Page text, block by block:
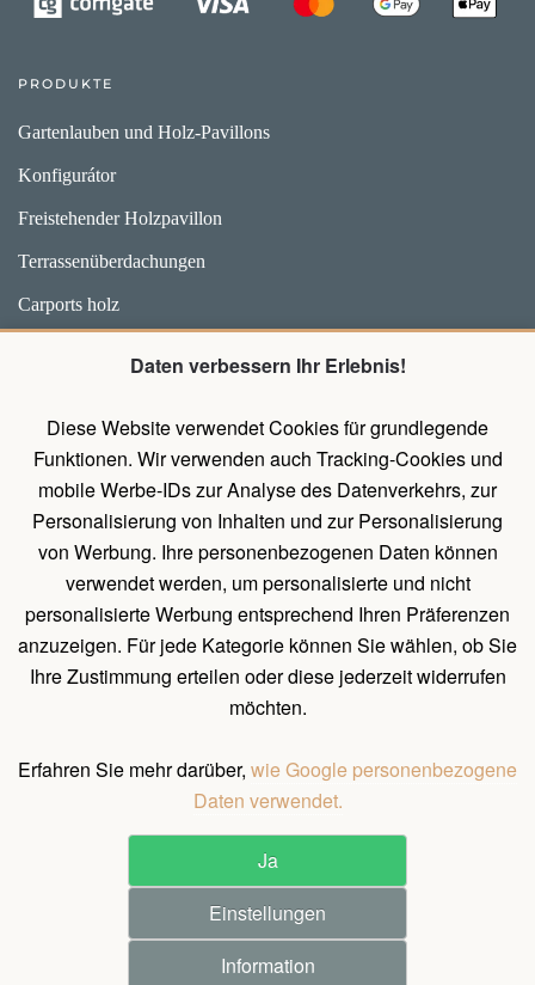
Daten verbessern Ihr Erlebnis!
Diese Website verwendet Cookies für grundlegende
Funktionen. Wir verwenden auch Tracking-Cookies und
mobile Werbe-IDs zur Analyse des Datenverkehrs, zur
Personalisierung von Inhalten und zur Personalisierung
von Werbung. Ihre personenbezogenen Daten können
verwendet werden, um personalisierte und nicht
personalisierte Werbung entsprechend Ihren Präferenzen
anzuzeigen. Für jede Kategorie können Sie wählen, ob Sie
Ihre Zustimmung erteilen oder diese jederzeit widerrufen
möchten.
Erfahren Sie mehr darüber, wie Google personenbezogene
Daten verwendet.
Ja
Einstellungen
Information
PRODUKTE
Gartenlauben und Holz-Pavillons
Konfigurátor
Freistehender Holzpavillon
Terrassenüberdachungen
Carports holz
Pavillons mit Wänden
UNTERLAGEN
Belehrung über das Widerrufsrecht
Allgemeines Verfahren zum Erstellen einer Bestellung
Natürliche Holzeigenschaften
All rights reserved.
Pergola Dřevěná s.r.o. / Holz-pavilon.de
Realization ♥ JOOMLA GURU